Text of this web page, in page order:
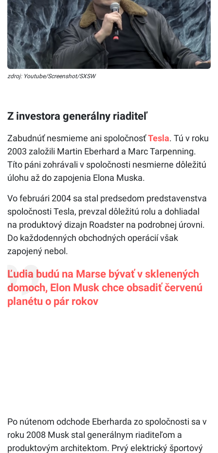
zdroj: Youtube/Screenshot/SXSW
Z investora generálny riaditeľ
Zabudnúť nesmieme ani spoločnosťTesla. Tú v roku
2003 založili Martin Eberhard a Marc Tarpenning.
Títo páni zohrávali v spoločnosti nesmierne dôležitú
úlohu až do zapojenia Elona Muska.
Vo februári 2004 sa stal predsedom predstavenstva
spoločnosti Tesla, prevzal dôležitú rolu a dohliadal
na produktový dizajn Roadster na podrobnej úrovni.
Do každodenných obchodných operácií však
zapojený nebol.
Ľudia budú na Marse bývať v sklenených
domoch, Elon Musk chce obsadiť červenú
planétu o pár rokov
Po nútenom odchode Eberharda zo spoločnosti sa v
roku 2008 Musk stal generálnym riaditeľom a
produktovým architektom. Prvý elektrický športový